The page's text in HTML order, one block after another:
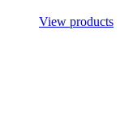
View products